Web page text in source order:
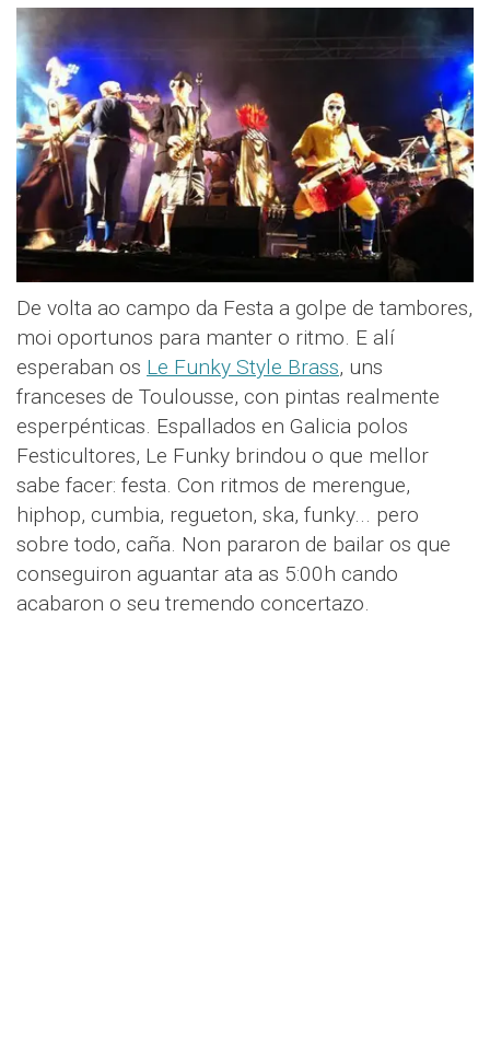
De volta ao campo da Festa a golpe de tambores,
moi oportunos para manter o ritmo. E alí
esperaban os Le Funky Style Brass, uns
franceses de Toulousse, con pintas realmente
esperpénticas. Espallados en Galicia polos
Festicultores, Le Funky brindou o que mellor
sabe facer: festa. Con ritmos de merengue,
hiphop, cumbia, regueton, ska, funky... pero
sobre todo, caña. Non pararon de bailar os que
conseguiron aguantar ata as 5:00h cando
acabaron o seu tremendo concertazo.